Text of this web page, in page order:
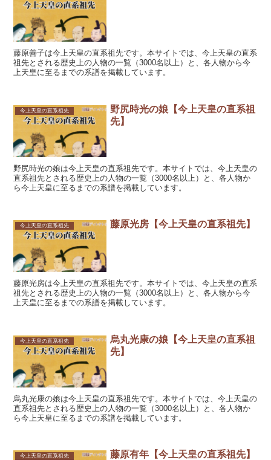
藤原善子は今上天皇の直系祖先です。本サイトでは、今上天皇の直系
祖先とされる歴史上の人物の一覧（3000名以上）と、各人物から今
上天皇に至るまでの系譜を掲載しています。
今上天皇の直系祖先
野尻時光の娘【今上天皇の直系祖
先】
野尻時光の娘は今上天皇の直系祖先です。本サイトでは、今上天皇の
直系祖先とされる歴史上の人物の一覧（3000名以上）と、各人物か
ら今上天皇に至るまでの系譜を掲載しています。
今上天皇の直系祖先 藤原光房【今上天皇の直系祖先】
藤原光房は今上天皇の直系祖先です。本サイトでは、今上天皇の直系
祖先とされる歴史上の人物の一覧（3000名以上）と、各人物から今
上天皇に至るまでの系譜を掲載しています。
今上天皇の直系祖先
烏丸光康の娘【今上天皇の直系祖
先】
烏丸光康の娘は今上天皇の直系祖先です。本サイトでは、今上天皇の
直系祖先とされる歴史上の人物の一覧（3000名以上）と、各人物か
ら今上天皇に至るまでの系譜を掲載しています。
今上天皇の直系祖先 藤原有年【今上天皇の直系祖先】